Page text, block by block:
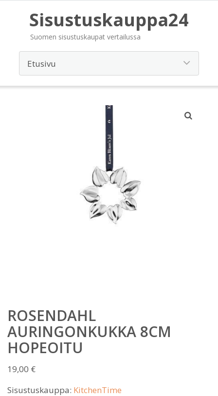
Sisustuskauppa24
Suomen sisustuskaupat vertailussa
ROSENDAHL
AURINGONKUKKA 8CM
HOPEOITU
19,00 €
Sisustuskauppa: KitchenTime